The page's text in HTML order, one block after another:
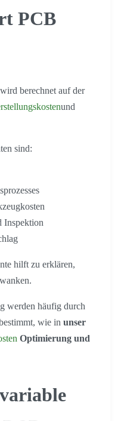
PCB
berechnet auf der
und
sind:
Inspektion
hilft zu erklären,
werden häufig durch
wie in unser
Optimierung und